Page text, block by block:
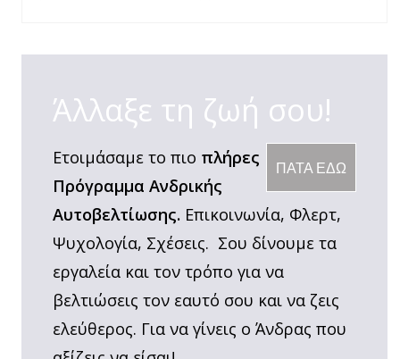
Άλλαξε τη ζωή σου!
ΠΑΤΑ ΕΔΩ
Ετοιμάσαμε το πιο πλήρες
Πρόγραμμα Ανδρικής
Αυτοβελτίωσης. Επικοινωνία, Φλερτ,
Ψυχολογία, Σχέσεις. Σου δίνουμε τα
εργαλεία και τον τρόπο για να
βελτιώσεις τον εαυτό σου και να ζεις
ελεύθερος. Για να γίνεις ο Άνδρας που